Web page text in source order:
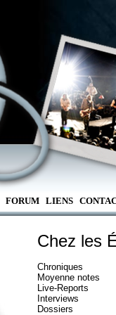
FORUM LIENS
Chez les
Chroniques
Moyenne notes
Live-Reports
Interviews
Dossiers